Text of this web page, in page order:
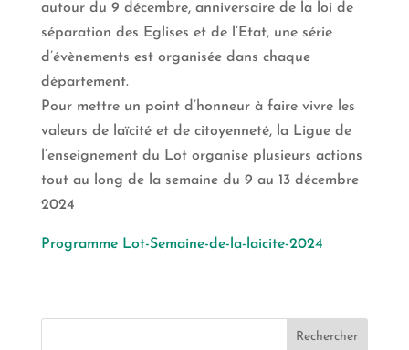
autour du 9 décembre, anniversaire de la loi de
séparation des Eglises et de l’Etat, une série
d’évènements est organisée dans chaque
département.
Pour mettre un point d’honneur à faire vivre les
valeurs de laïcité et de citoyenneté, la Ligue de
l’enseignement du Lot organise plusieurs actions
tout au long de la semaine du 9 au 13 décembre
2024
Programme Lot-Semaine-de-la-laicite-2024